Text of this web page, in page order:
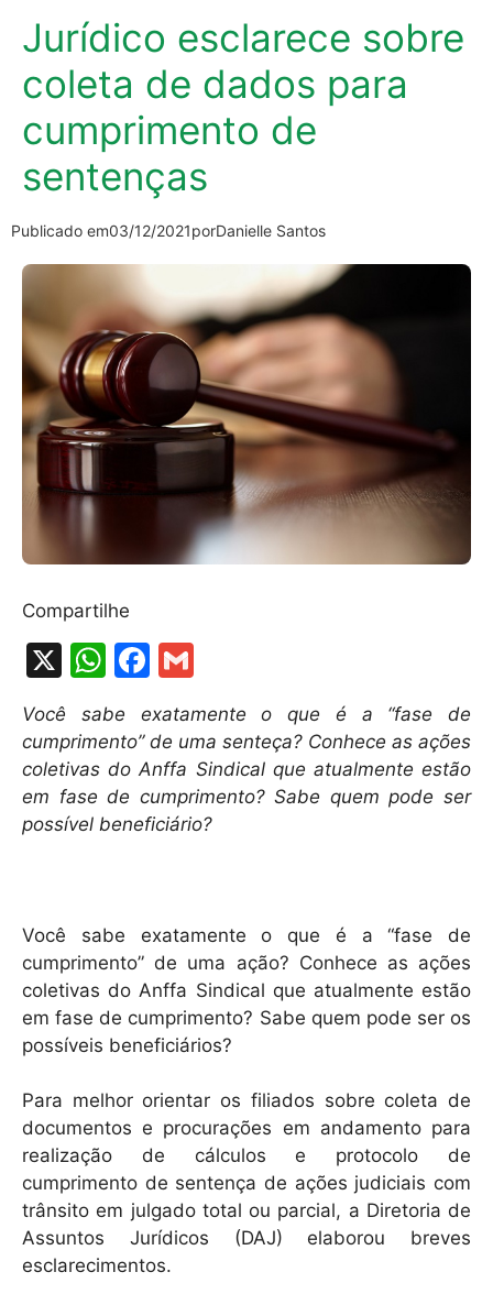
Jurídico esclarece sobre
coleta de dados para
cumprimento de
sentenças
Publicado em03/12/2021porDanielle Santos
Compartilhe
X
W
at
s
A
p
F
c
e
b
o
ai
l
Você sabe exatamente o que é a “fase de
cumprimento” de uma senteça? Conhece as ações
coletivas do Anffa Sindical que atualmente estão
em fase de cumprimento? Sabe quem pode ser
possível beneficiário?
Você sabe exatamente o que é a “fase de
cumprimento” de uma ação? Conhece as ações
coletivas do Anffa Sindical que atualmente estão
em fase de cumprimento? Sabe quem pode ser os
possíveis beneficiários?
Para melhor orientar os filiados sobre coleta de
documentos e procurações em andamento para
realização de cálculos e protocolo de
cumprimento de sentença de ações judiciais com
trânsito em julgado total ou parcial, a Diretoria de
Assuntos Jurídicos (DAJ) elaborou breves
esclarecimentos.